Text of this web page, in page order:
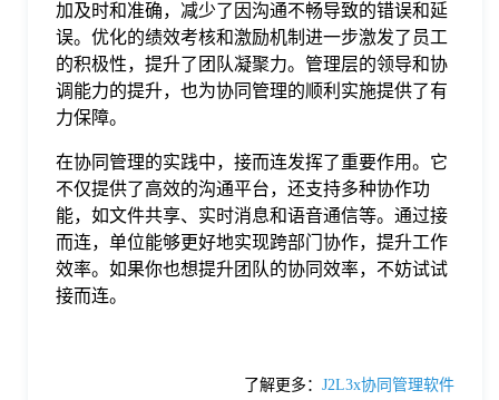
加及时和准确，减少了因沟通不畅导致的错误和延
误。优化的绩效考核和激励机制进一步激发了员工
的积极性，提升了团队凝聚力。管理层的领导和协
调能力的提升，也为协同管理的顺利实施提供了有
力保障。
在协同管理的实践中，接而连发挥了重要作用。它
不仅提供了高效的沟通平台，还支持多种协作功
能，如文件共享、实时消息和语音通信等。通过接
而连，单位能够更好地实现跨部门协作，提升工作
效率。如果你也想提升团队的协同效率，不妨试试
接而连。
了解更多： J2L3x协同管理软件